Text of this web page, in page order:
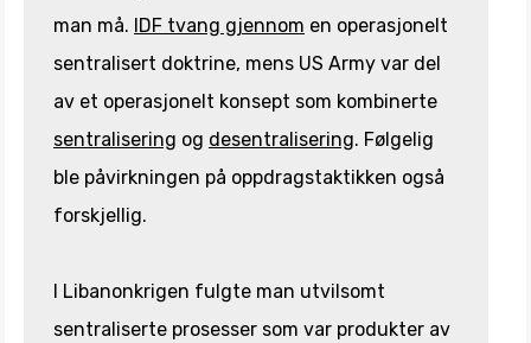
man må. IDF tvang gjennom en operasjonelt
sentralisert doktrine, mens US Army var del
av et operasjonelt konsept som kombinerte
sentralisering og desentralisering. Følgelig
ble påvirkningen på oppdragstaktikken også
forskjellig.
I Libanonkrigen fulgte man utvilsomt
sentraliserte prosesser som var produkter av